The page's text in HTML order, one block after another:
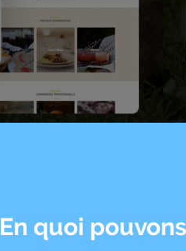
En quoi